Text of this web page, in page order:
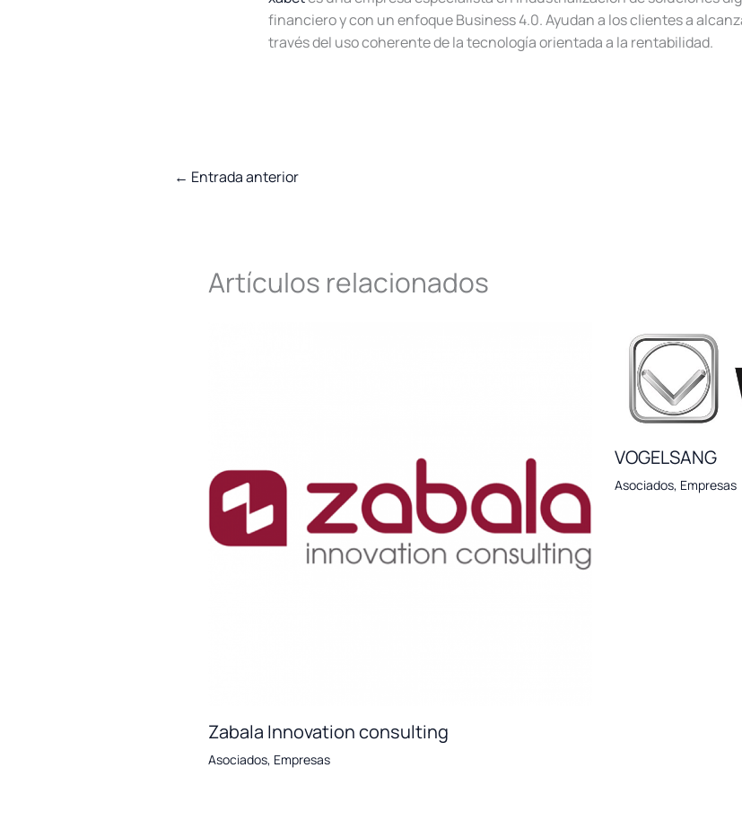
financiero y con un enfoque Business 4.0. Ayudan a los clientes a
través del uso coherente de la tecnología orientada a la rentabilidad.
← Entrada anterior
Artículos relacionados
Zabala Innovation consulting
Asociados, Empresas
VOGELSANG
Asociados, Empresas